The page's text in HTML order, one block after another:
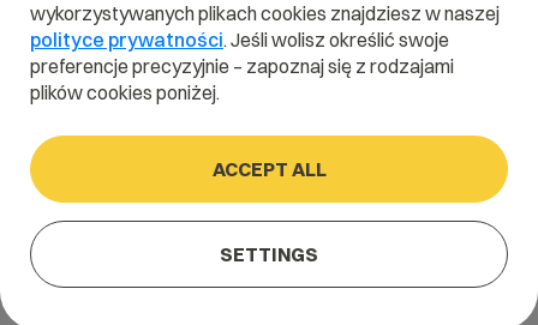
GDN
GDN (Google Display Network) to sieć reklamowa
Google, która umożliwia wyświetlanie reklam
mobilnych oraz [...]
wykorzystywanych plikach cookies znajdziesz w naszej
polityce prywatności. Jeśli wolisz określić swoje
preferencje precyzyjnie – zapoznaj się z rodzajami
plików cookies poniżej.
ACCEPT ALL
SETTINGS